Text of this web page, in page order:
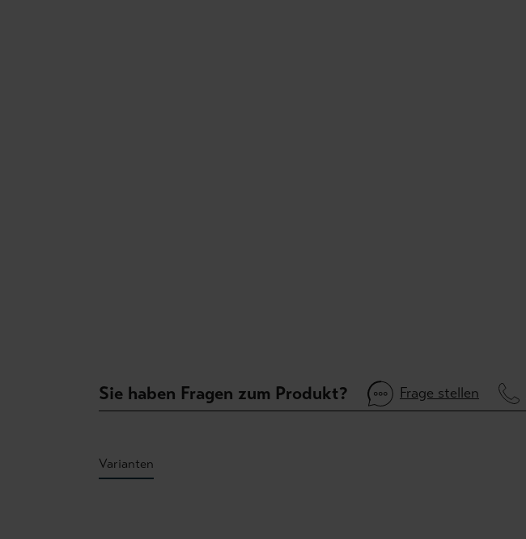
Sie haben Fragen zum Produkt? Frage stellen
Varianten